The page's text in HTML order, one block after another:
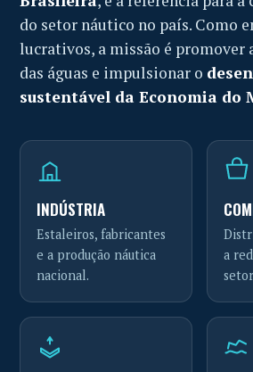
do setor náutico no país. Como
lucrativos, a missão é promover
das águas e impulsionar o
sustentável da Economia do
INDÚSTRIA
Estaleiros, fabricantes
e a produção náutica
nacional.
a